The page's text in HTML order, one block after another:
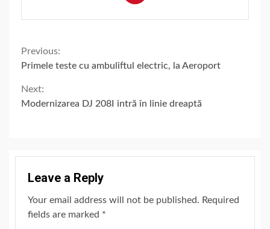
Continue
Reading
Previous:
Primele teste cu ambuliftul electric, la Aeroport
Next:
Modernizarea DJ 208I intră în linie dreaptă
Leave a Reply
Your email address will not be published. Required
fields are marked *